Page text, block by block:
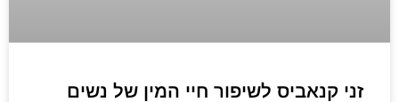
זני קנאביס לשיפור חיי המין של נשים